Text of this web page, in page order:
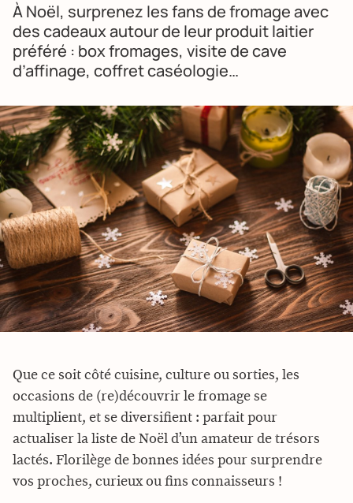
À Noël, surprenez les fans de fromage avec
des cadeaux autour de leur produit laitier
préféré : box fromages, visite de cave
d’affinage, coffret caséologie…
Que ce soit côté cuisine, culture ou sorties, les
occasions de (re)découvrir le fromage se
multiplient, et se diversifient : parfait pour
actualiser la liste de Noël d’un amateur de trésors
lactés. Florilège de bonnes idées pour surprendre
vos proches, curieux ou fins connaisseurs !